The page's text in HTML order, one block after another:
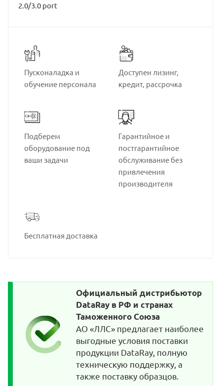
2.0/3.0 port
Пусконаладка и
обучение персонала
Доступен лизинг,
кредит, рассрочка
Подберем
оборудование под
ваши задачи
Гарантийное и
постгарантийное
обслуживание без
привлечения
производителя
Бесплатная доставка
Официальный дистрибьютор
DataRay в РФ и странах
Таможенного Союза
АО «ЛЛС» предлагает наиболее
выгодные условия поставки
продукции DataRay, полную
техническую поддержку, а
также поставку образцов.